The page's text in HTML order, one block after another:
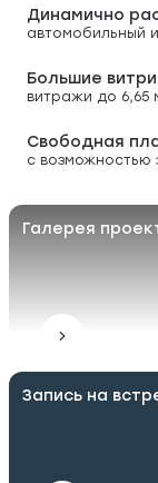
Динамично
автомобильный
Большие
витражи до 6,65
Свободная
с возможностью
Галерея
Запись на